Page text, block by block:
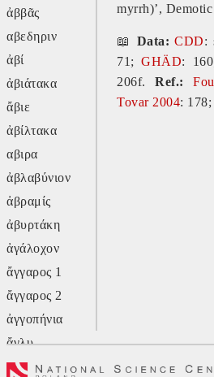
ἀββᾶς
αβεδηριν
ἀβί
ἀβιάτακα
ἄβιε
ἀβίλτακα
αβιρα
ἀβλαβύνιον
ἀβραμίς
ἀβυρτάκη
ἀγάλοχον
ἄγγαρος 1
ἄγγαρος 2
ἀγγοπήνια
ἄγλυ
ἄγον
myrrh)’, Demotic
📖 Data: CDD:
71;GHÄD:
206f.Ref.:
Tovar 2004: 178;